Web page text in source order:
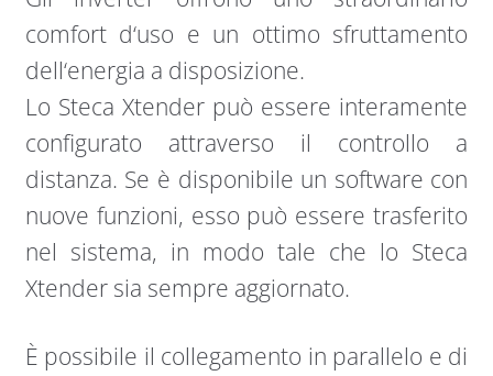
comfort d‘uso e un ottimo sfruttamento
dell‘energia a disposizione.
Lo Steca Xtender può essere interamente
configurato attraverso il controllo a
distanza. Se è disponibile un software con
nuove funzioni, esso può essere trasferito
nel sistema, in modo tale che lo Steca
Xtender sia sempre aggiornato.
È possibile il collegamento in parallelo e di